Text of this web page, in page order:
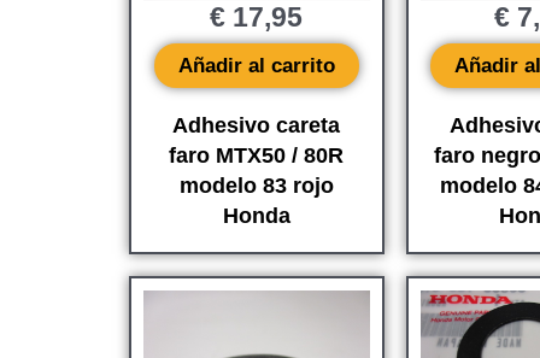
Adhesivo careta
faro MTX50 / 80R
modelo 83 rojo
Honda
€ 17,95
Añadir al carrito
faro
modelo
€
Añadir